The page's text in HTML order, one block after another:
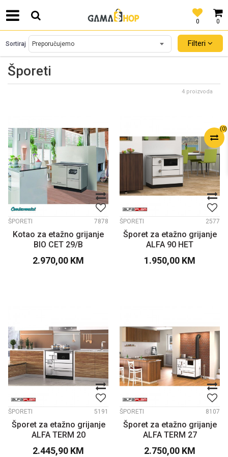
0
0
SIGURNO PLAĆANJE PLATNIM KARTICAMA!
(0)
Šporeti
Sortiraj Filteri
4 proizvoda
ŠPORETI 7878
Kotao za etažno grijanje
BIO CET 29/B
2.970,00 KM
ŠPORETI 2577
Šporet za etažno grijanje
ALFA 90 HET
1.950,00 KM
ŠPORETI 5191
Šporet za etažno grijanje
ALFA TERM 20
2.445,90 KM
ŠPORETI 8107
Šporet za etažno grijanje
ALFA TERM 27
2.750,00 KM